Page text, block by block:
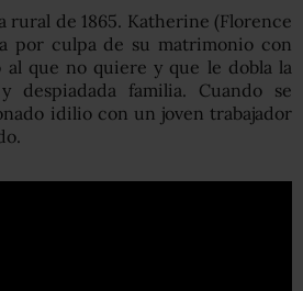
rural de 1865. Katherine (Florence
por culpa de su matrimonio con
al que no quiere y que le dobla la
familia. Cuando se
idilio con un joven trabajador